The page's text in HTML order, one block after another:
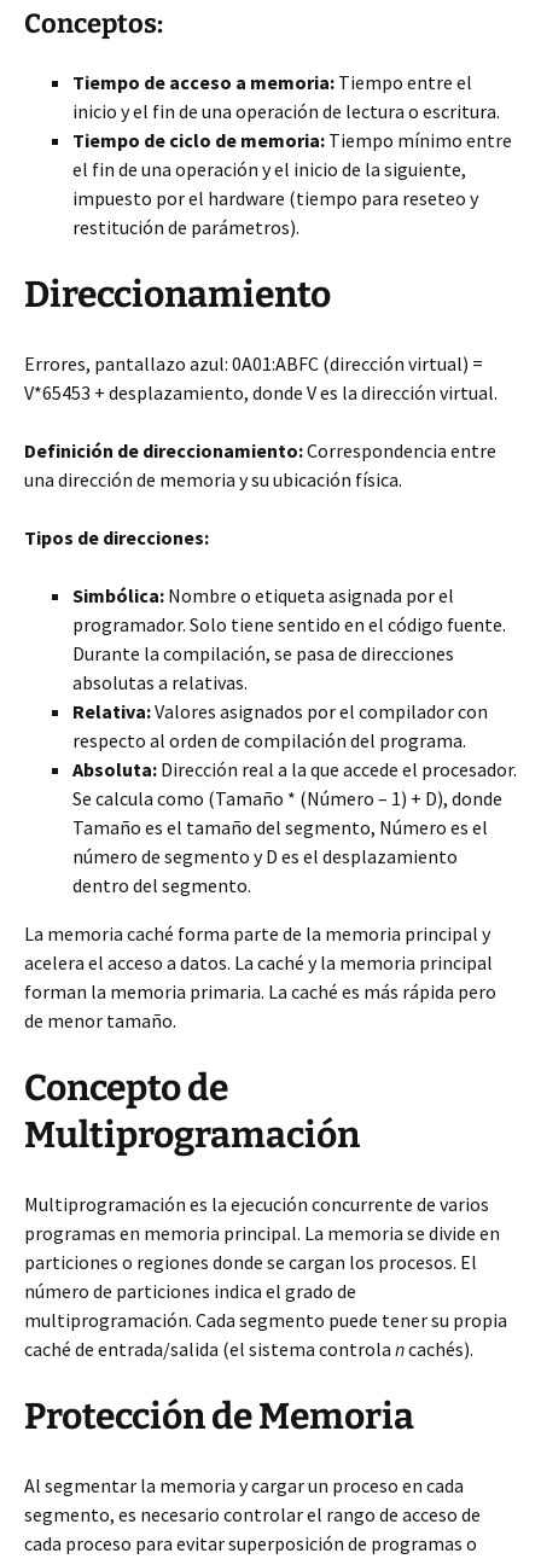
Conceptos:
Tiempo de acceso a memoria: Tiempo entre el
inicio y el fin de una operación de lectura o escritura.
Tiempo de ciclo de memoria: Tiempo mínimo entre
el fin de una operación y el inicio de la siguiente,
impuesto por el hardware (tiempo para reseteo y
restitución de parámetros).
Direccionamiento
Errores, pantallazo azul: 0A01:ABFC (dirección virtual) =
V*65453 + desplazamiento, donde V es la dirección virtual.
Definición de direccionamiento:Correspondencia entre
una dirección de memoria y su ubicación física.
Tipos de direcciones:
Simbólica: Nombre o etiqueta asignada por el
programador. Solo tiene sentido en el código fuente.
Durante la compilación, se pasa de direcciones
absolutas a relativas.
Relativa:Valores asignados por el compilador con
respecto al orden de compilación del programa.
Absoluta: Dirección real a la que accede el procesador.
Se calcula como (Tamaño * (Número – 1) + D), donde
Tamaño es el tamaño del segmento, Número es el
número de segmento y D es el desplazamiento
dentro del segmento.
La memoria caché forma parte de la memoria principal y
acelera el acceso a datos. La caché y la memoria principal
forman la memoria primaria. La caché es más rápida pero
de menor tamaño.
Concepto de
Multiprogramación
Multiprogramación es la ejecución concurrente de varios
programas en memoria principal. La memoria se divide en
particiones o regiones donde se cargan los procesos. El
número de particiones indica el grado de
multiprogramación. Cada segmento puede tener su propia
caché de entrada/salida (el sistema controla ncachés).
Protección de Memoria
Al segmentar la memoria y cargar un proceso en cada
segmento, es necesario controlar el rango de acceso de
cada proceso para evitar superposición de programas o